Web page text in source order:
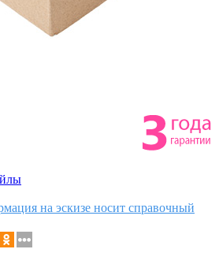
на эскизе носит справочный